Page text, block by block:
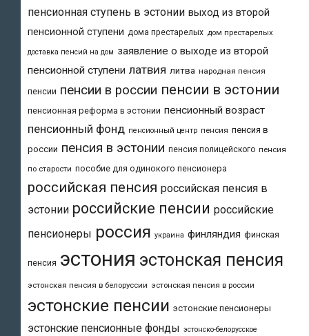
пенсионная ступень в эстонии выход из второй
пенсионной ступени дома престарелых дом престарелых
доставка пенсий на дом заявление о выходе из второй
пенсионной ступени латвия литва народная пенсия
пенсии пенсии в россии пенсии в эстонии
пенсионная реформа в эстонии пенсионный возраст
пенсионный фонд пенсионный центр пенсия пенсия в
россии пенсия в эстонии пенсия полицейского пенсия
по старости пособие для одинокого пенсионера
российская пенсия российская пенсия в
эстонии российские пенсии российские
пенсионеры россия украина финляндия финская
пенсия эстония эстонская пенсия
эстонская пенсия в белоруссии эстонская пенсия в россии
эстонские пенсии эстонские пенсионеры
эстонские пенсионные фонды эстонско-белорусское